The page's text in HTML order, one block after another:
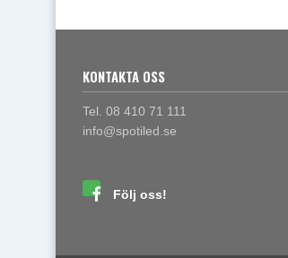
KONTAKTA OSS
Tel. 08 410 71 111
info@spotiled.se
Följ oss!